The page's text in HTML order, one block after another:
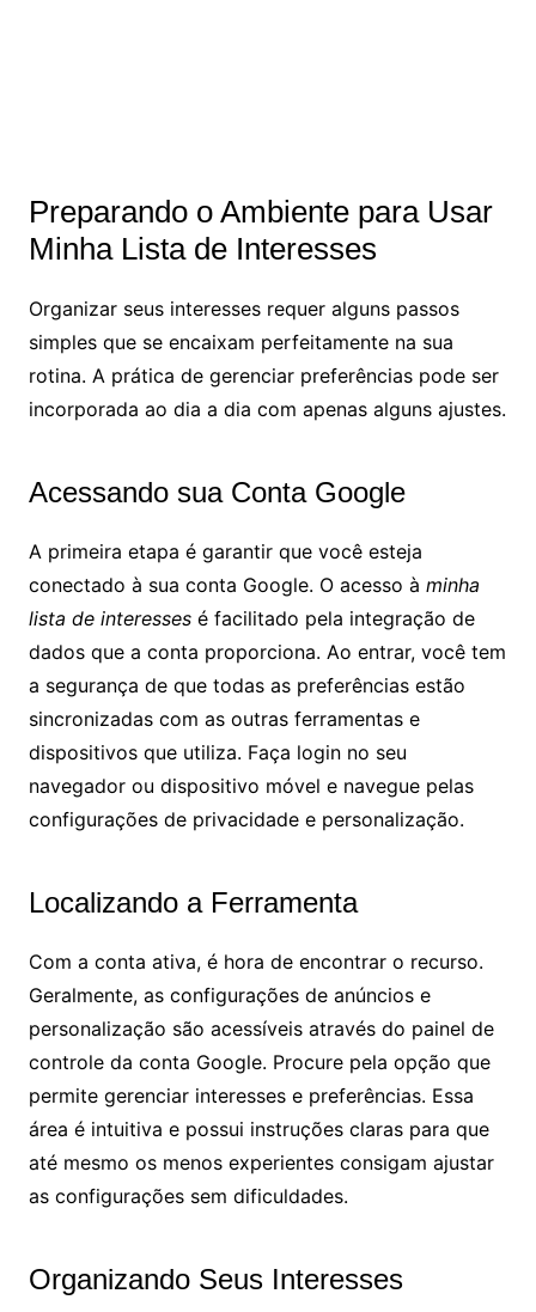
Preparando o Ambiente para Usar
Minha Lista de Interesses
Organizar seus interesses requer alguns passos
simples que se encaixam perfeitamente na sua
rotina. A prática de gerenciar preferências pode ser
incorporada ao dia a dia com apenas alguns ajustes.
Acessando sua Conta Google
A primeira etapa é garantir que você esteja
conectado à sua conta Google. O acesso à minha
lista de interessesé facilitado pela integração de
dados que a conta proporciona. Ao entrar, você tem
a segurança de que todas as preferências estão
sincronizadas com as outras ferramentas e
dispositivos que utiliza. Faça login no seu
navegador ou dispositivo móvel e navegue pelas
configurações de privacidade e personalização.
Localizando a Ferramenta
Com a conta ativa, é hora de encontrar o recurso.
Geralmente, as configurações de anúncios e
personalização são acessíveis através do painel de
controle da conta Google. Procure pela opção que
permite gerenciar interesses e preferências. Essa
área é intuitiva e possui instruções claras para que
até mesmo os menos experientes consigam ajustar
as configurações sem dificuldades.
Organizando Seus Interesses